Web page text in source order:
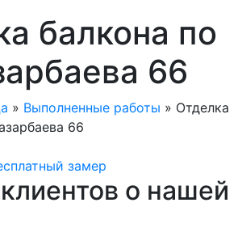
балкона по
66
» Выполненные работы » Отделка
66
замер
о нашей